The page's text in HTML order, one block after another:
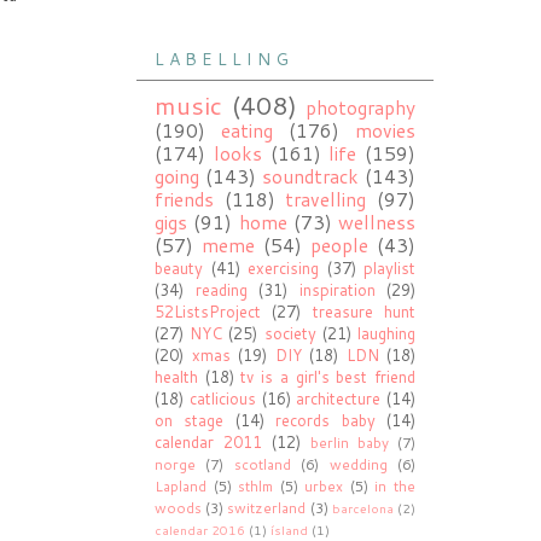
L A B E L L I N G
music (408) photography
(190)
eating (176)
movies
(174) looks (161) life (159)
going (143) soundtrack (143)
friends (118) travelling (97)
gigs (91) home (73) wellness
(57) meme (54) people (43)
beauty (41) exercising (37) playlist
(34)
reading (31) inspiration
(29)
52ListsProject
(27)
treasure hunt
(27) NYC (25) society (21) laughing
(20) xmas (19) DIY (18) LDN (18)
health (18) tv is a girl's best friend
(18) catlicious (16) architecture (14)
on stage
(14) records baby (14)
calendar 2011
(12) berlin baby (7)
norge (7) scotland (6) wedding (6)
Lapland (5) sthlm (5) urbex (5) in the
woods (3) switzerland (3) barcelona (2)
calendar 2016 (1) ísland (1)